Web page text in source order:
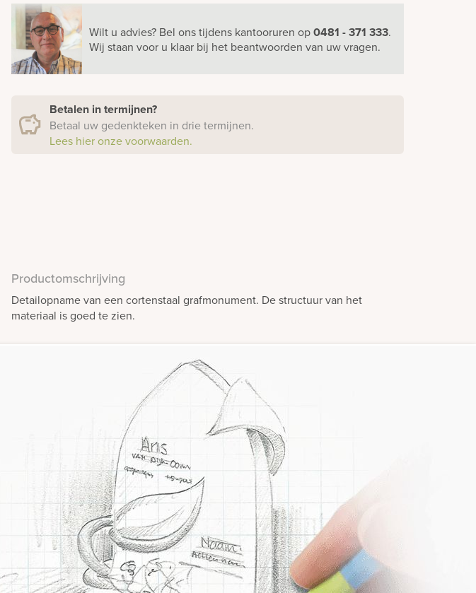
Wilt u advies? Bel onstijdens kantooruren op0481 - 371 333.
Wij staan voor u klaar bij het beantwoorden van uw vragen.
Betalen in termijnen?
Betaal uw gedenkteken in drie termijnen.
Lees hier onze voorwaarden.
Productomschrijving
Detailopname van een cortenstaal grafmonument. De structuur van het
materiaal is goed te zien.